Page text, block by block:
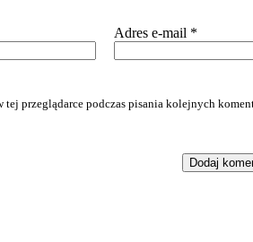
Adres e-mail *
tej przeglądarce podczas pisania kolejnych